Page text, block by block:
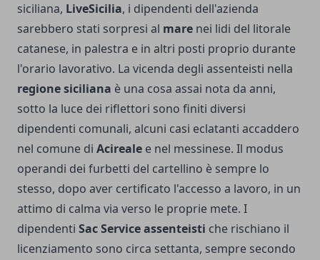
siciliana, LiveSicilia, i dipendenti dell'azienda
sarebbero stati sorpresi al mare nei lidi del litorale
catanese, in palestra e in altri posti proprio durante
l'orario lavorativo. La vicenda degli assenteisti nella
regione siciliana è una cosa assai nota da anni,
sotto la luce dei riflettori sono finiti diversi
dipendenti comunali, alcuni casi eclatanti accaddero
nel comune di Acireale e nel messinese. Il modus
operandi dei furbetti del cartellino è sempre lo
stesso, dopo aver certificato l'accesso a lavoro, in un
attimo di calma via verso le proprie mete. I
dipendenti Sac Service assenteisti che rischiano il
licenziamento sono circa settanta, sempre secondo